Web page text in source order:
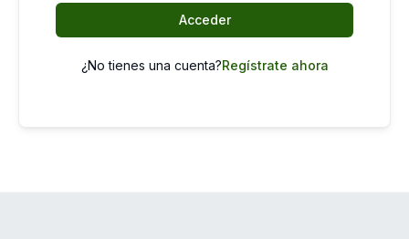
Acceder
¿No tienes una cuenta?Regístrate ahora